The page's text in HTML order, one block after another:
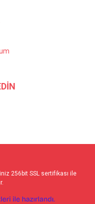
256bit SSL sertifikası ile
e-